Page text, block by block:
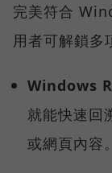
完美符合
用者可解鎖多
Windows
就能快速回
或網頁內容。